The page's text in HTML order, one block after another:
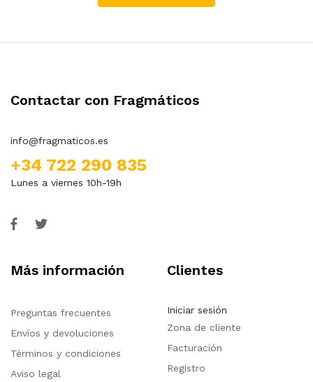
Contactar con Fragmáticos
info@fragmaticos.es
+34 722 290 835
Lunes a viernes 10h-19h
Más información
Preguntas frecuentes
Envíos y devoluciones
Términos y condiciones
Aviso legal
Clientes
Iniciar sesión
Zona de cliente
Facturación
Registro